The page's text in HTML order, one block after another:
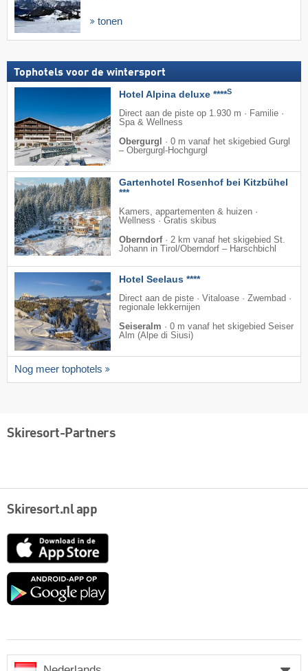
tonen
Tophotels voor de wintersport
Hotel Alpina deluxe ****S
Direct aan de piste op 1.930 m · Familie ·
Spa & Wellness
Obergurgl
· 0 m vanaf het skigebied Gurgl
– Obergurgl-Hochgurgl
Gartenhotel Rosenhof bei Kitzbühel
***
Kamers, appartementen & huizen ·
Wellness · Gratis skibus
Oberndorf · 2 km vanaf het skigebied St.
Johann in Tirol/​Oberndorf – Harschbichl
Hotel Seelaus ****
Direct aan de piste · Vitaloase · Zwembad ·
regionale lekkernijen
Seiseralm · 0 m vanaf het skigebied Seiser
Alm (Alpe di Siusi)
Nog meer tophotels
Skiresort-Partners
Skiresort.nl app